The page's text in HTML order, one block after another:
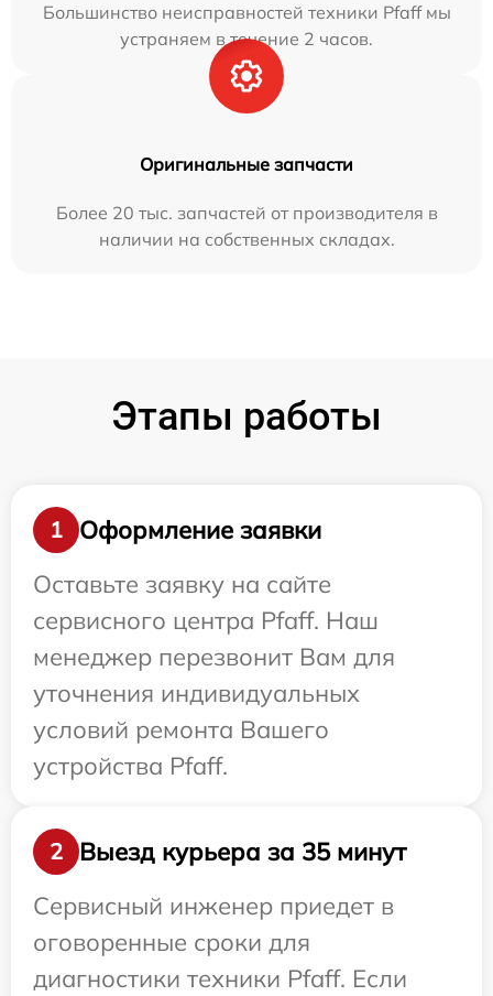
Большинство неисправностей техники Pfaff мы
устраняем в течение 2 часов.
Оригинальные запчасти
Более 20 тыс. запчастей от производителя в
наличии на собственных складах.
Этапы работы
1
Оформление заявки
Оставьте заявку на сайте
сервисного центра Pfaff. Наш
менеджер перезвонит Вам для
уточнения индивидуальных
условий ремонта Вашего
устройства Pfaff.
2
Выезд курьера за 35 минут
Сервисный инженер приедет в
оговоренные сроки для
диагностики техники Pfaff. Если